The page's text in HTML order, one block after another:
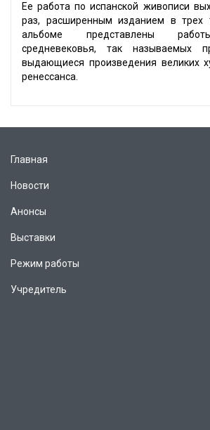
Ее работа по испанской живописи
раз, расширенным изданием в трех
альбоме представлены
средневековья, так называемых
выдающиеся произведения великих
ренессанса.
Главная
Новости
Анонсы
Выставки
Режим работы
Учредитель